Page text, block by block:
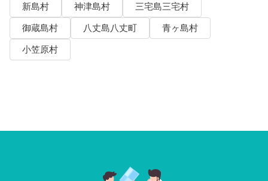
新島村
神津島村
三宅島三宅村
御蔵島村
八丈島八丈町
青ヶ島村
小笠原村